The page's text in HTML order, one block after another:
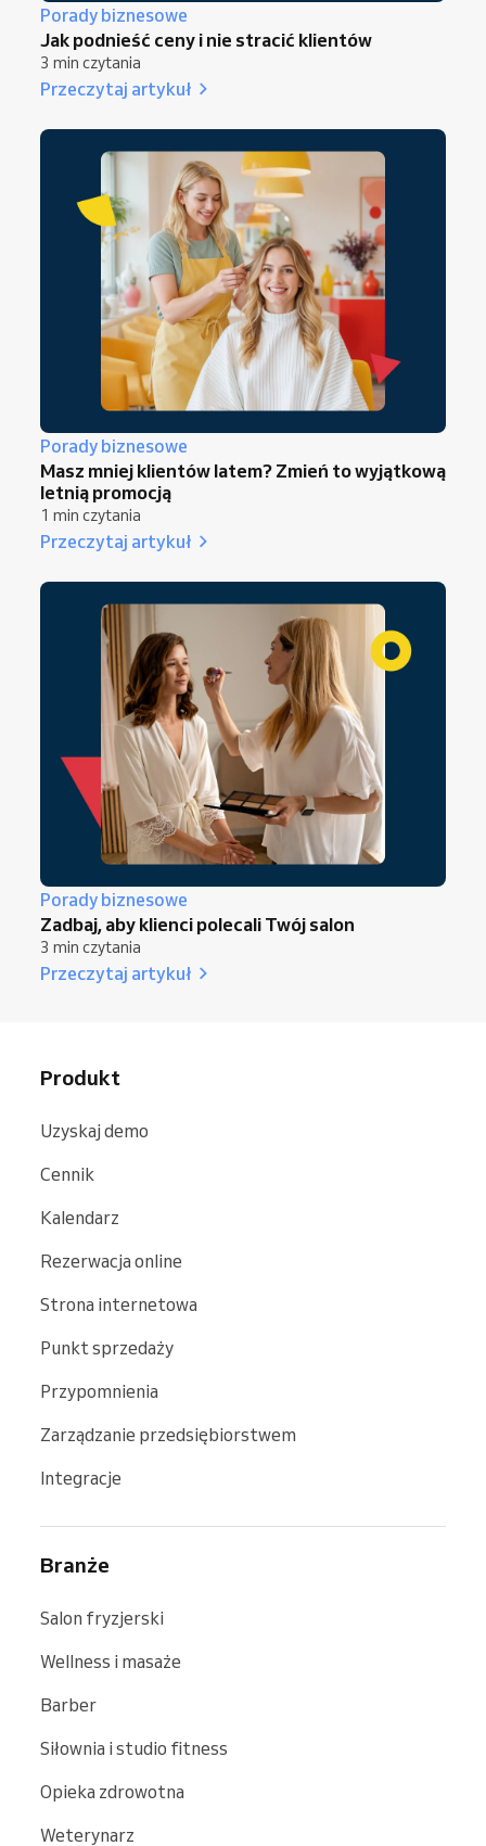
Porady biznesowe
Jak podnieść ceny i nie stracić klientów
3 min czytania
Przeczytaj artykuł
Porady biznesowe
Masz mniej klientów latem? Zmień to wyjątkową
letnią promocją
1 min czytania
Przeczytaj artykuł
Porady biznesowe
Zadbaj, aby klienci polecali Twój salon
3 min czytania
Przeczytaj artykuł
Produkt
Uzyskaj demo
Cennik
Kalendarz
Rezerwacja online
Strona internetowa
Punkt sprzedaży
Przypomnienia
Zarządzanie przedsiębiorstwem
Integracje
Branże
Salon fryzjerski
Wellness i masaże
Barber
Siłownia i studio fitness
Opieka zdrowotna
Weterynarz